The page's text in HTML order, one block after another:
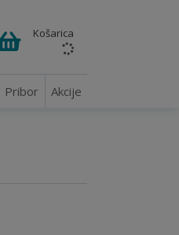
Košarica
Pribor Akcije